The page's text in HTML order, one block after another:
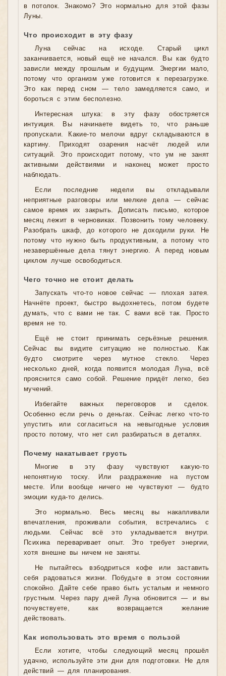
в потолок. Знакомо? Это нормально для этой фазы
Луны.
Что происходит в эту фазу
Луна сейчас на исходе. Старый цикл
заканчивается, новый ещё не начался. Вы как будто
зависли между прошлым и будущим. Энергии мало,
потому что организм уже готовится к перезагрузке.
Это как перед сном — тело замедляется само, и
бороться с этим бесполезно.
Интересная штука: в эту фазу обостряется
интуиция. Вы начинаете видеть то, что раньше
пропускали. Какие-то мелочи вдруг складываются в
картину. Приходят озарения насчёт людей или
ситуаций. Это происходит потому, что ум не занят
активными действиями и наконец может просто
наблюдать.
Если последние недели вы откладывали
неприятные разговоры или мелкие дела — сейчас
самое время их закрыть. Дописать письмо, которое
месяц лежит в черновиках. Позвонить тому человеку.
Разобрать шкаф, до которого не доходили руки. Не
потому что нужно быть продуктивным, а потому что
незавершённые дела тянут энергию. А перед новым
циклом лучше освободиться.
Чего точно не стоит делать
Запускать что-то новое сейчас — плохая затея.
Начнёте проект, быстро выдохнетесь, потом будете
думать, что с вами не так. С вами всё так. Просто
время не то.
Ещё не стоит принимать серьёзные решения.
Сейчас вы видите ситуацию не полностью. Как
будто смотрите через мутное стекло. Через
несколько дней, когда появится молодая Луна, всё
прояснится само собой. Решение придёт легко, без
мучений.
Избегайте важных переговоров и сделок.
Особенно если речь о деньгах. Сейчас легко что-то
упустить или согласиться на невыгодные условия
просто потому, что нет сил разбираться в деталях.
Почему накатывает грусть
Многие в эту фазу чувствуют какую-то
непонятную тоску. Или раздражение на пустом
месте. Или вообще ничего не чувствуют — будто
эмоции куда-то делись.
Это нормально. Весь месяц вы накапливали
впечатления, проживали события, встречались с
людьми. Сейчас всё это укладывается внутри.
Психика переваривает опыт. Это требует энергии,
хотя внешне вы ничем не заняты.
Не пытайтесь взбодриться кофе или заставить
себя радоваться жизни. Побудьте в этом состоянии
спокойно. Дайте себе право быть усталым и немного
грустным. Через пару дней Луна обновится — и вы
почувствуете, как возвращается желание
действовать.
Как использовать это время с пользой
Если хотите, чтобы следующий месяц прошёл
удачно, используйте эти дни для подготовки. Не для
действий — для планирования.